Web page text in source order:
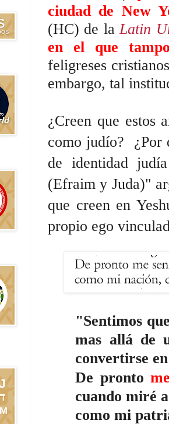
ciudad de New
(HC) de la Latin
en el que
feligreses
embargo, tal
¿Creen que estos
como judío?
de identidad
(Efraim y Juda)"
que creen en
propio ego
"Sentimos
mas allá de
convertirse
De pronto
cuando miré
como mi